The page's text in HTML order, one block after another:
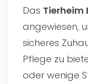
Das Tierheim
angewiesen,
sicheres
Pflege zu
oder wenige